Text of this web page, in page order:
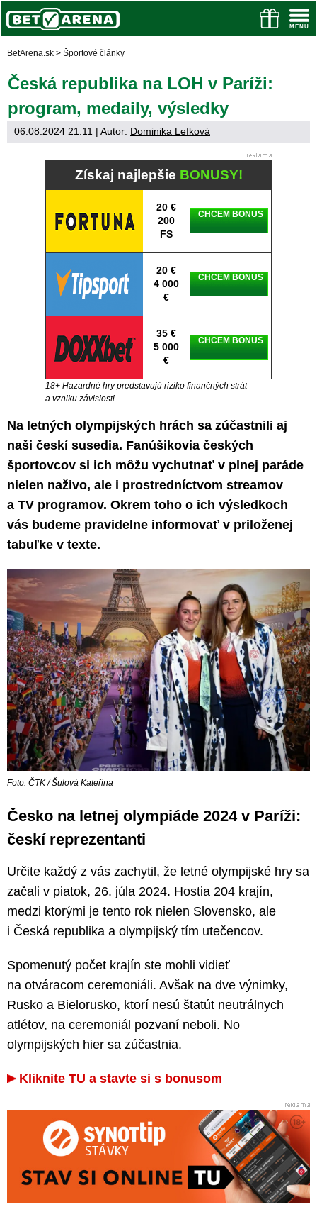
BetArena.sk > Športové články
Česká republika na LOH v Paríži:
program, medaily, výsledky
06.08.2024 21:11 | Autor: Dominika Lefková
Získaj najlepšie BONUSY!
20 €
200
FS
CHCEM BONUS
20 €
4 000
€
CHCEM BONUS
35 €
5 000
€
CHCEM BONUS
18+ Hazardné hry predstavujú riziko finančných strát
a vzniku závislosti.
Na letných olympijských hrách sa zúčastnili aj
naši českí susedia. Fanúšikovia českých
športovcov si ich môžu vychutnať v plnej paráde
nielen naživo, ale i prostredníctvom streamov
a TV programov. Okrem toho o ich výsledkoch
vás budeme pravidelne informovať v priloženej
tabuľke v texte.
Foto: ČTK / Šulová Kateřina
Česko na letnej olympiáde 2024 v Paríži:
českí reprezentanti
Určite každý z vás zachytil, že letné olympijské hry sa
začali v piatok, 26. júla 2024. Hostia 204 krajín,
medzi ktorými je tento rok nielen Slovensko, ale
i Česká republika a olympijský tím utečencov.
Spomenutý počet krajín ste mohli vidieť
na otváracom ceremoniáli. Avšak na dve výnimky,
Rusko a Bielorusko, ktorí nesú štatút neutrálnych
atlétov, na ceremoniál pozvaní neboli. No
olympijských hier sa zúčastnia.
Kliknite TU a stavte si s bonusom